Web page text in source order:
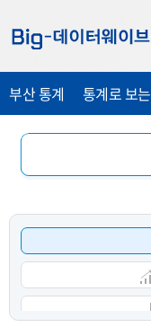
가
가
가
부산 통계 통계로 보